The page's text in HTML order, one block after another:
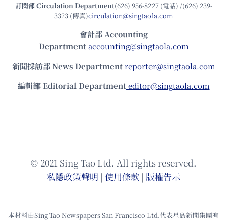
訂閱部 Circulation Department(626) 956-8227 (電話) /(626) 239-
3323 (傳真)circulation@singtaola.com
會計部 Accounting
Department accounting@singtaola.com
新聞採訪部 News Department reporter@singtaola.com
編輯部 Editorial Department editor@singtaola.com
© 2021 Sing Tao Ltd. All rights reserved.
私隱政策聲明 | 使⽤條款 | 版權告⽰
本材料由Sing Tao Newspapers San Francisco Ltd.代表星島新聞集團有